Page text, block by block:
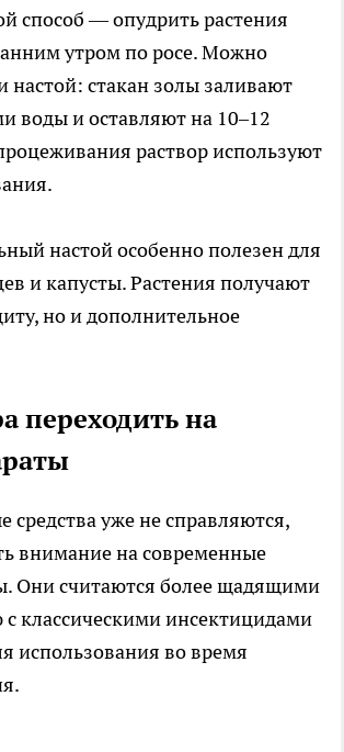
способ — опудрить растения
утром по росе. Можно
настой: стакан золы заливают
воды и оставляют на 10–12
раствор используют
настой особенно полезен для
и капусты. Растения получают
но и дополнительное
переходить на
средства уже не справляются,
внимание на современные
Они считаются более щадящими
классическими инсектицидами
использования во время